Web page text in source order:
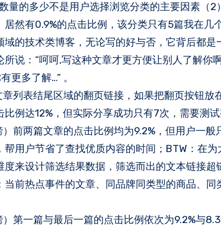
量的多少不是用户选择浏览分类的主要因素（
居然有0.9%的点击比例，该分类只有5篇我在
域的技术类博客，无论写的好与否，它背后都
说：“呵呵,写这种文章才更方便让别人了解你
更多了解…” 。
列表结尾区域的翻页链接，如果把翻页按钮放
例达12%，但实际分享成功只有7次，需要测试
）前两篇文章的点击比例均为9.2%，但用户一
帮用户节省了查找优质内容的时间；BTW：在
度来设计筛选结果数据，筛选而出的文本链接
当前热点事件的文章、同品牌同类型的商品、
）第一篇与最后一篇的点击比例依次为9.2%与